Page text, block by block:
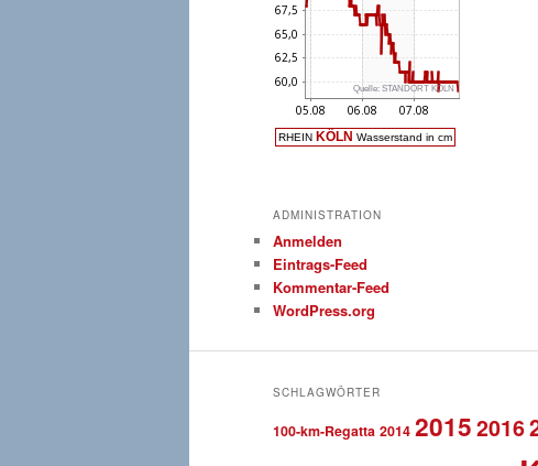
ADMINISTRATION
Anmelden
Eintrags-Feed
Kommentar-Feed
WordPress.org
SCHLAGWÖRTER
100-km-Regatta 2014 20152016